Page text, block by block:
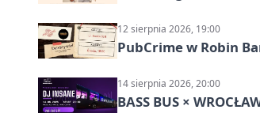
12 sierpnia 2026, 19:00
PubCrime w Robin
14 sierpnia 2026, 20:00
BASS BUS ×